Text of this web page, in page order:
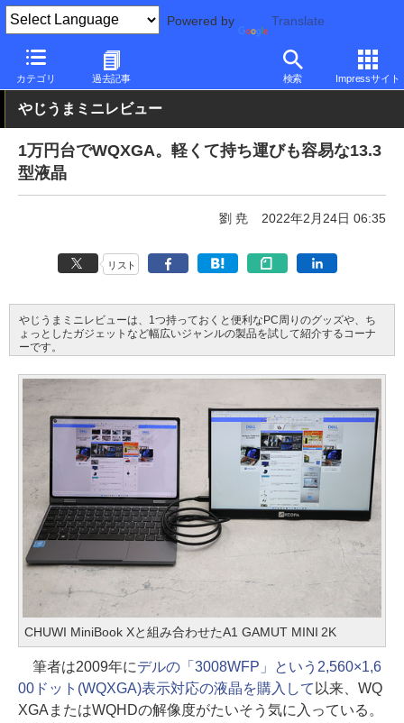
Powered by Translate
カテゴリ 過去記事 検索 Impressサイト
PC Watch 半導体/周辺機器 その他
やじうまミニレビュー
1万円台でWQXGA。軽くて持ち運びも容易な13.3
型液晶
劉 尭 2022年2月24日 06:35
リスト
やじうまミニレビューは、1つ持っておくと便利なPC周りのグッズや、ち
ょっとしたガジェットなど幅広いジャンルの製品を試して紹介するコーナ
ーです。
CHUWI MiniBook Xと組み合わせたA1 GAMUT MINI 2K
筆者は2009年にデルの「3008WFP」という2,560×1,6
00ドット(WQXGA)表示対応の液晶を購入して 以来、WQ
XGAまたはWQHDの解像度がたいそう気に入っている。